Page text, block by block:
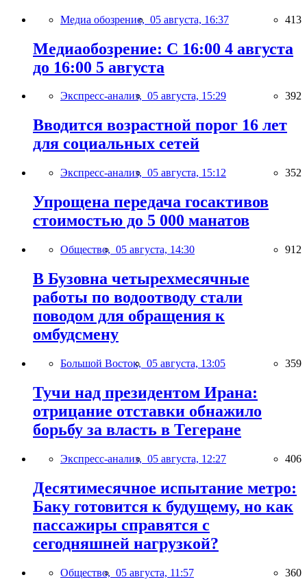
Медиа обозрение, 05 августа, 16:37 413
Медиаобозрение: С 16:00 4 августа
до 16:00 5 августа
Экспресс-анализ, 05 августа, 15:29 392
Вводится возрастной порог 16 лет
для социальных сетей
Экспресс-анализ, 05 августа, 15:12 352
Упрощена передача госактивов
стоимостью до 5 000 манатов
Общество, 05 августа, 14:30 912
В Бузовна четырехмесячные
работы по водоотводу стали
поводом для обращения к
омбудсмену
Большой Восток, 05 августа, 13:05 359
Тучи над президентом Ирана:
отрицание отставки обнажило
борьбу за власть в Тегеране
Экспресс-анализ, 05 августа, 12:27 406
Десятимесячное испытание метро:
Баку готовится к будущему, но как
пассажиры справятся с
сегодняшней нагрузкой?
Общество, 05 августа, 11:57 360